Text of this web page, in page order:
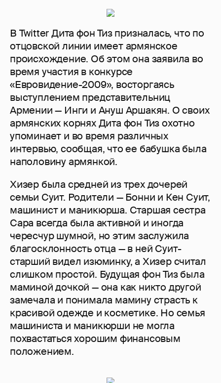
В Twitter Дита фон Тиз призналась, что по
отцовской линии имеет армянское
происхождение. Об этом она заявила во
время участия в конкурсе
«Евровидение-2009», восторгаясь
выступлением представительниц
Армении — Инги и Ануш Аршакян. О своих
армянских корнях Дита фон Тиз охотно
упоминает и во время различных
интервью, сообщая, что ее бабушка была
наполовину армянкой.
Хизер была средней из трех дочерей
семьи Суит. Родители — Бонни и Кен Суит,
машинист и маникюрша. Старшая сестра
Сара всегда была активной и иногда
чересчур шумной, но этим заслужила
благосклонность отца — в ней Суит-
старший видел изюминку, а Хизер считал
слишком простой. Будущая фон Тиз была
маминой дочкой — она как никто другой
замечала и понимала мамину страсть к
красивой одежде и косметике. Но семья
машиниста и маникюрши не могла
похвастаться хорошим финансовым
положением.